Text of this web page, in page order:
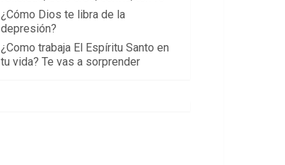
¿Cómo Dios te libra de la
depresión?
¿Como trabaja El Espíritu Santo en
tu vida? Te vas a sorprender